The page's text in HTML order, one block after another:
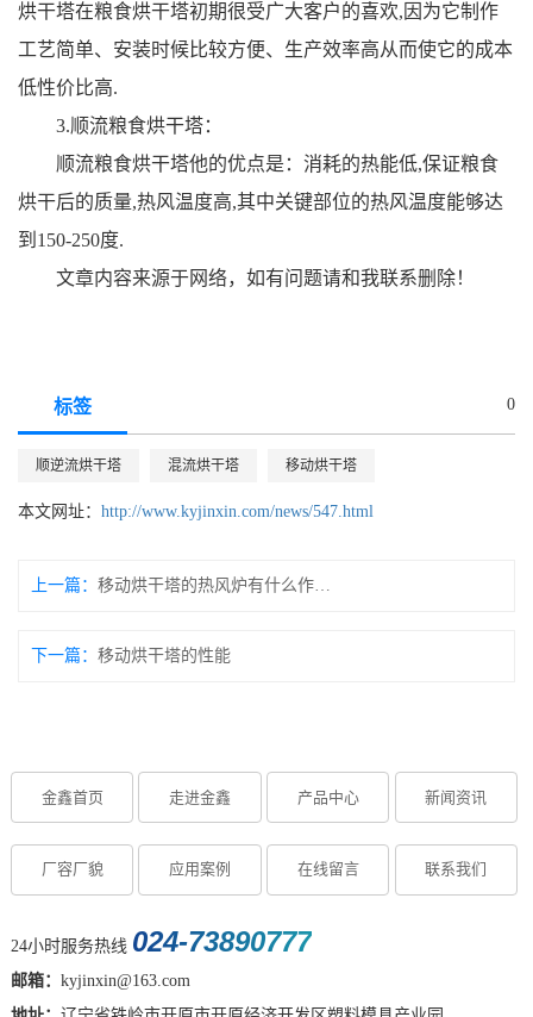
烘干塔在粮食烘干塔初期很受广大客户的喜欢,因为它制作
工艺简单、安装时候比较方便、生产效率高从而使它的成本
低性价比高.
3.顺流粮食烘干塔：
顺流粮食烘干塔他的优点是：消耗的热能低,保证粮食
烘干后的质量,热风温度高,其中关键部位的热风温度能够达
到150-250度.
文章内容来源于网络，如有问题请和我联系删除！
标签 0
顺逆流烘干塔 混流烘干塔 移动烘干塔
本文网址： http://www.kyjinxin.com/news/547.html
上一篇： 移动烘干塔的热风炉有什么作用？
下一篇： 移动烘干塔的性能
金鑫首页 走进金鑫 产品中心 新闻资讯
厂容厂貌 应用案例 在线留言 联系我们
24小时服务热线 024-73890777
邮箱： kyjinxin@163.com